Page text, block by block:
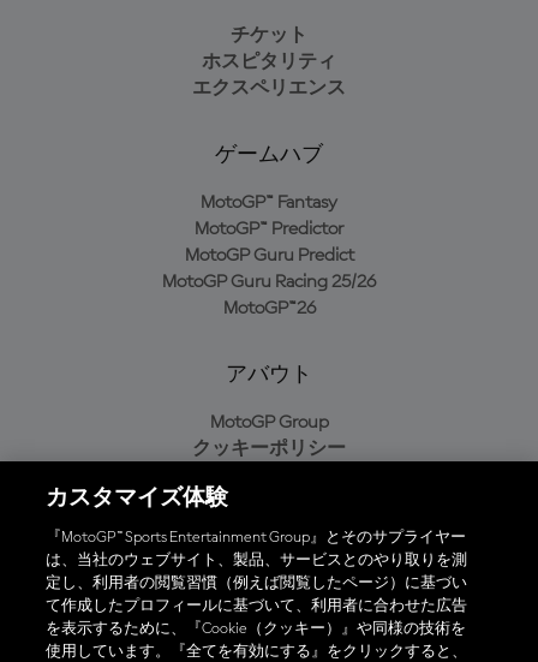
チケット
ホスピタリティ
エクスペリエンス
ゲームハブ
MotoGP™ Fantasy
MotoGP™ Predictor
MotoGP Guru Predict
MotoGP Guru Racing 25/26
MotoGP™26
アバウト
MotoGP Group
クッキーポリシー
プライバシーポリシー
購入ポリシー
オフィシャルアプリ
カスタマイズ体験
『MotoGP™ Sports Entertainment Group』とそのサプライヤー
は、当社のウェブサイト、製品、サービスとのやり取りを測
定し、利用者の閲覧習慣（例えば閲覧したページ）に基づい
て作成したプロフィールに基づいて、利用者に合わせた広告
を表示するために、『Cookie（クッキー）』や同様の技術を
使用しています。『全てを有効にする』をクリックすると、